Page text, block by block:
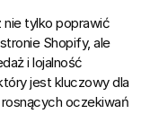
nie tylko poprawić
Shopify, ale
i lojalność
jest kluczowy dla
rosnących oczekiwań